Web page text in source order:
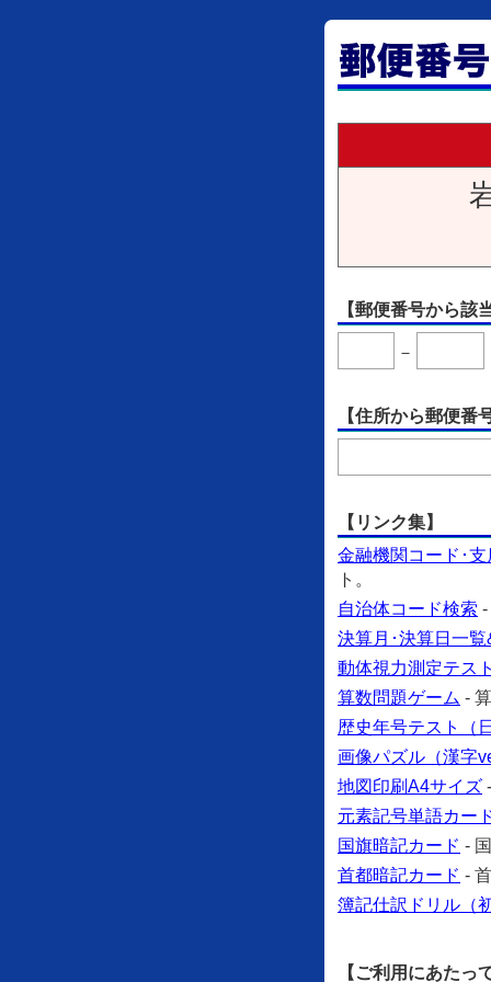
【郵便番号から該
－
【住所から郵便番
【リンク集】
金融機関コード･
ト。
自治体コード検索 -
決算月･決算日一覧
動体視力測定テス
算数問題ゲーム -
歴史年号テスト（
画像パズル（漢字
地図印刷A4サイズ
元素記号単語カー
国旗暗記カード -
首都暗記カード -
簿記仕訳ドリル（
【ご利用にあたっ